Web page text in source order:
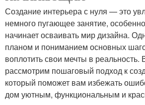
Создание интерьера с нуля — это
немного пугающее занятие,
начинает осваивать мир дизайна.
планом и пониманием основных
воплотить свои мечты в реальность.
рассмотрим пошаговый подход к
который поможет вам избежать
дом уютным, функциональным и